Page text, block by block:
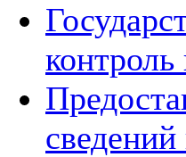
контроль
сведений